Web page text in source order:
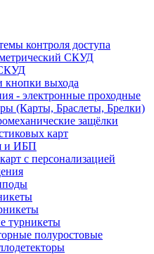
контроля доступа
СКУД
кнопки выхода
- электронные проходные
(Карты, Браслеты, Брелки)
защёлки
карт
и ИБП
с персонализацией
турникеты
полуростовые